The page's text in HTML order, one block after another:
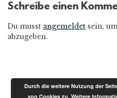
Schreibe einen
Du musst angemeldet sein,
abzugeben.
Durch die weitere Nutzung der
von Cookies zu.Weitere